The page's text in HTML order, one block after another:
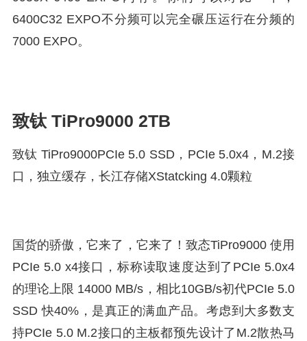
6400C32 EXPO不分频可以完全碾压运行在分频的
7000 EXPO。
致钛 TiPro9000 2TB
致钛 TiPro9000PCIe 5.0 SSD，PCIe 5.0x4，M.2接
口，独立缓存，长江存储XStatcking 4.0颗粒
国货的骄傲，它来了，它来了！致态TiPro9000 使用
PCIe 5.0 x4接口，标称读取速度达到了PCIe 5.0x4
的理论上限 14000 MB/s，相比10GB/s初代PCIe 5.0
SSD 快40%，是真正的满血产品。考虑到大多数支
持PCIe 5.0 M.2接口的主板都预先设计了M.2散热马